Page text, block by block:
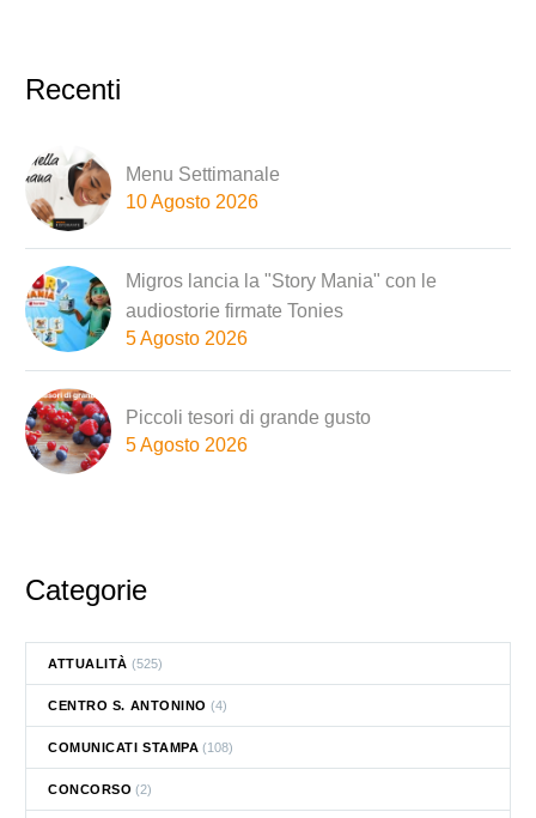
Recenti
Menu Settimanale
10 Agosto 2026
Migros lancia la "Story Mania" con le
audiostorie firmate Tonies
5 Agosto 2026
Piccoli tesori di grande gusto
5 Agosto 2026
Categorie
ATTUALITÀ (525)
CENTRO S. ANTONINO (4)
COMUNICATI STAMPA (108)
CONCORSO (2)